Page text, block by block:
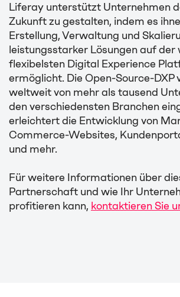
Liferay unterstützt Unternehmen
Zukunft zu gestalten, indem es
Erstellung, Verwaltung und
leistungsstarker Lösungen auf
flexibelsten Digital Experience
ermöglicht. Die Open-Source-DXP
weltweit von mehr als tausend
den verschiedensten Branchen
erleichtert die Entwicklung von
Commerce-Websites,
und mehr.
Für weitere Informationen über
Partnerschaft und wie Ihr
profitieren kann, kontaktieren Sie